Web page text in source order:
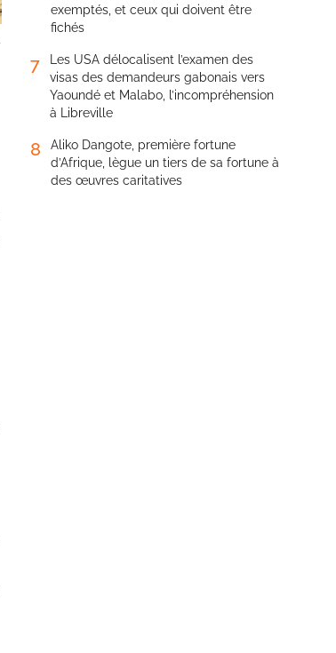
exemptés, et ceux qui doivent être
fichés
7
Les USA délocalisent l’examen des
visas des demandeurs gabonais vers
Yaoundé et Malabo, l’incompréhension
à Libreville
8
Aliko Dangote, première fortune
d’Afrique, lègue un tiers de sa fortune à
des œuvres caritatives